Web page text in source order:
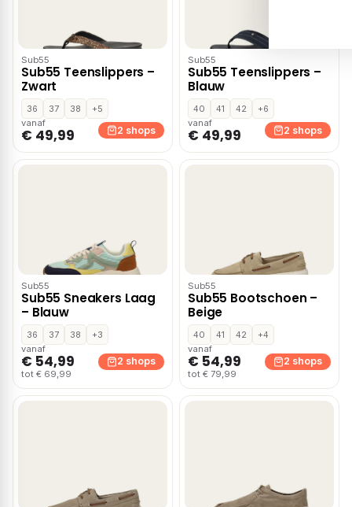
Sub55
Sub55 Teenslippers –
Zwart
36 37 38
+5
vanaf
€ 49,99 2 shops
Sub55
Sub55 Teenslippers –
Blauw
40 41 42
+6
vanaf
€ 49,99 2 shops
Sub55
Sub55 Sneakers Laag
– Blauw
36 37 38
+3
vanaf
€ 54,99
tot € 69,99
2 shops
Sub55
Sub55 Bootschoen –
Beige
40 41 42
+4
vanaf
€ 54,99
tot € 79,99
2 shops